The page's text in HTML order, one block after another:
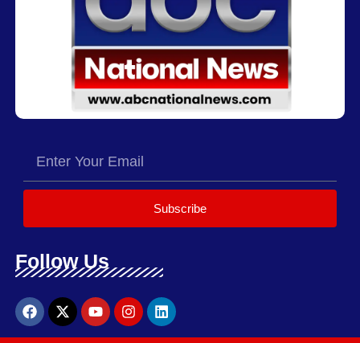
Subscribe
Follow Us